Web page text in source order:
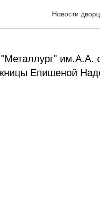
Новости
им.А.А.
Епишеной